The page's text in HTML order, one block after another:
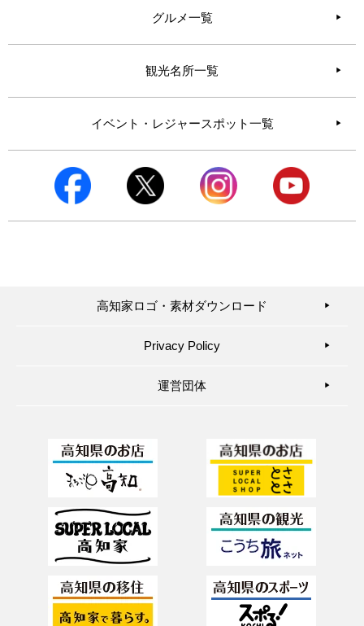
グルメ一覧
観光名所一覧
イベント・レジャースポット一覧
高知家ロゴ・素材ダウンロード ▶︎
Privacy Policy ▶︎
運営団体 ▶︎